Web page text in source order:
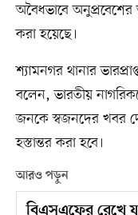
অবৈধভাবে অনুপ্রবেশের
করা হয়েছে।
শ্যামনগর থানার
বলেন, ভারতীয়
জনকে স্বজনদের খবর
হস্তান্তর করা হবে।
আরও পড়ুন